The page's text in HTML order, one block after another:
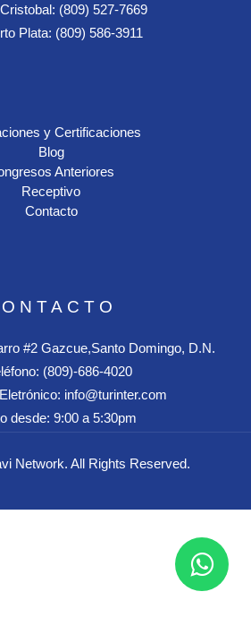
(809) 527-7669
Plata: (809) 586-3911
y Certificaciones
Blog
Anteriores
Receptivo
Contacto
#2 Gazcue,Santo Domingo, D.N.
(809)-686-4020
info@turinter.com
desde: 9:00 a 5:30pm
Network. All Rights Reserved.